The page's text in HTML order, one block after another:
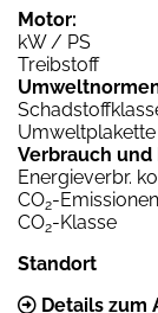
Motor:
kW / PS
Treibstoff
Umweltplakette
Verbrauch und
Energieverbr.
CO2-
CO2-Klasse
Standort
Details zum